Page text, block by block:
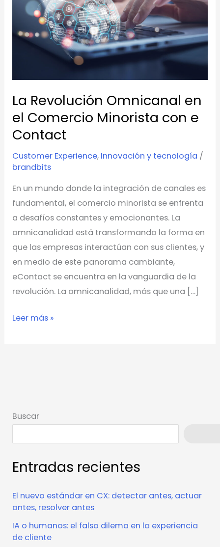
La Revolución Omnicanal en
el Comercio Minorista con e
Contact
Customer Experience, Innovación y tecnología /
brandbits
En un mundo donde la integración de canales es
fundamental, el comercio minorista se enfrenta
a desafíos constantes y emocionantes. La
omnicanalidad está transformando la forma en
que las empresas interactúan con sus clientes, y
en medio de este panorama cambiante,
eContact se encuentra en la vanguardia de la
revolución. La omnicanalidad, más que una […]
Comercio
Minorista
e
Contact
Leer más »
Buscar
Entradas recientes
El nuevo estándar en CX: detectar antes, actuar
antes, resolver antes
IA o humanos: el falso dilema en la experiencia
de cliente